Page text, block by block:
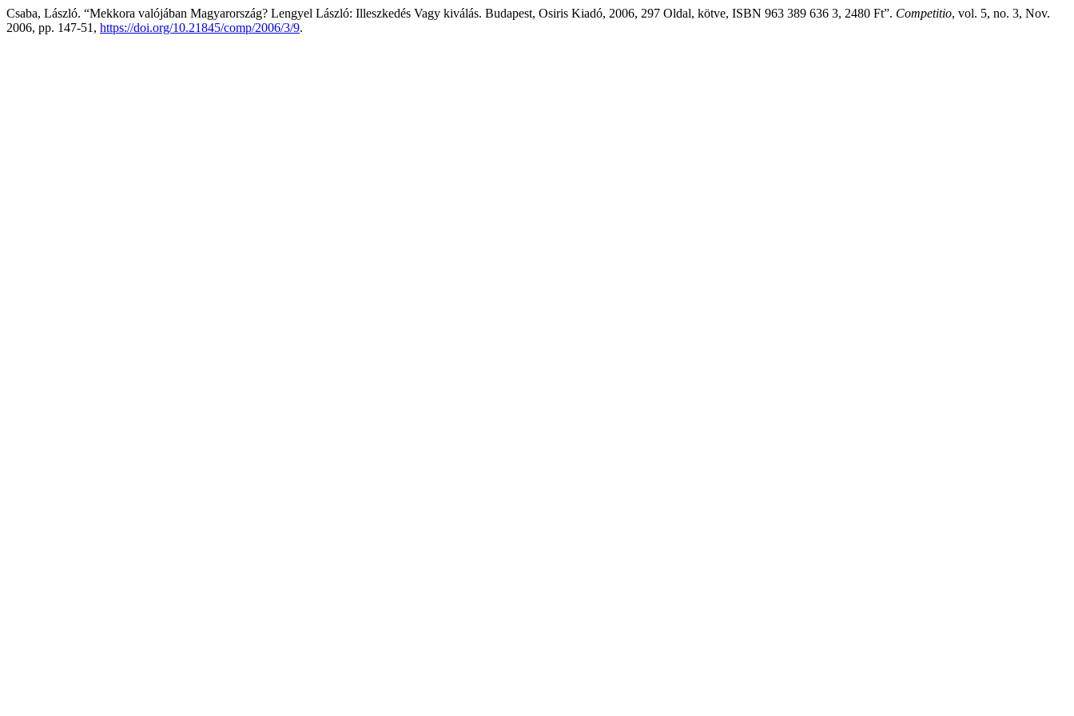
Csaba, László. “Mekkora valójában Magyarország? Lengyel László: Illeszkedés Vagy kiválás. Budapest, Osiris Kiadó, 2006, 297 Oldal, kötve, ISBN 963 389 636 3, 2480 Ft”. Competitio, vol. 5, no. 3, Nov.
2006, pp. 147-51, https://doi.org/10.21845/comp/2006/3/9.